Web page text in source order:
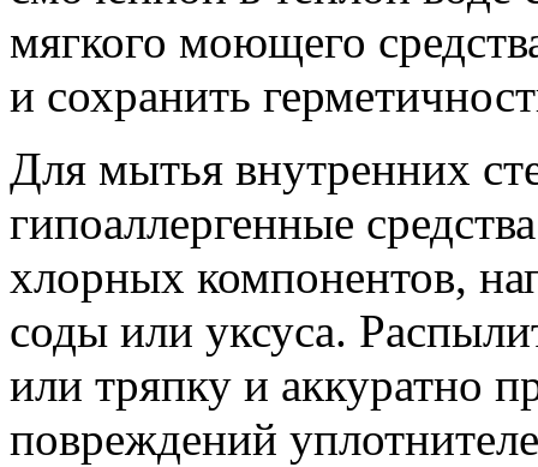
мягкого моющего
и сохранить
Для мытья внутренних
гипоаллергенные
хлорных компонентов,
соды или уксуса.
или тряпку и аккуратно
повреждений